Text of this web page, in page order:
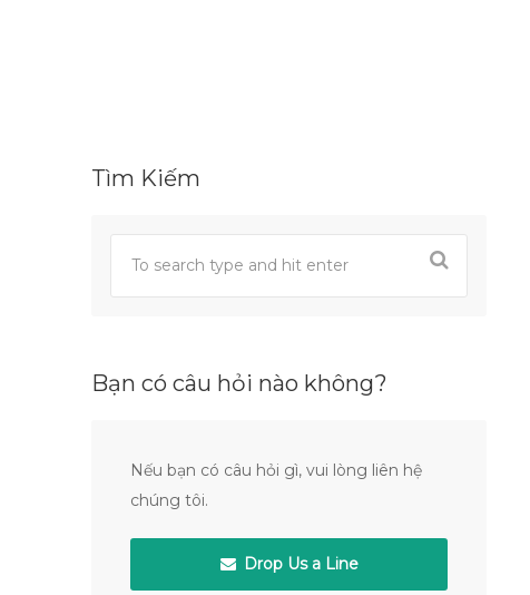
Tìm Kiếm
Bạn có câu hỏi nào không?
Nếu bạn có câu hỏi gì, vui lòng liên hệ
chúng tôi.
Drop Us a Line